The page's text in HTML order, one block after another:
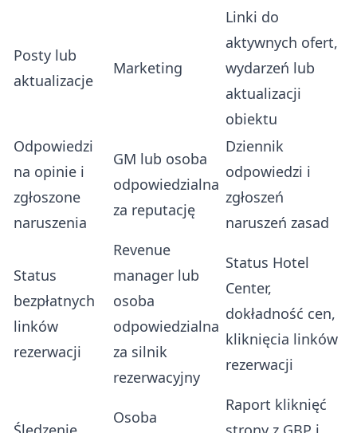
Posty lub
aktualizacje
Marketing
Linki do
aktywnych ofert,
wydarzeń lub
aktualizacji
obiektu
Odpowiedzi
na opinie i
zgłoszone
naruszenia
GM lub osoba
odpowiedzialna
za reputację
Dziennik
odpowiedzi i
zgłoszeń
naruszeń zasad
Status
bezpłatnych
linków
rezerwacji
Revenue
manager lub
osoba
odpowiedzialna
za silnik
rezerwacyjny
Status Hotel
Center,
dokładność cen,
kliknięcia linków
rezerwacji
Osoba
Raport kliknięć